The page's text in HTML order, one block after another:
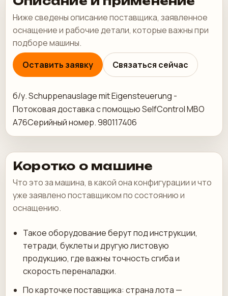
Ниже сведены описание поставщика, заявленное
оснащение и рабочие детали, которые важны при
подборе машины.
Оставить заявку
Связаться сейчас
б/у. Schuppenauslage mit Eigensteuerung -
Потоковая доставка с помощью SelfControl MBO
A76Серийный номер. 980117406
Коротко о машине
Что это за машина, в какой она конфигурации и что
уже заявлено поставщиком по состоянию и
оснащению.
Такое оборудование берут под инструкции,
тетради, буклеты и другую листовую
продукцию, где важны точность сгиба и
скорость переналадки.
По карточке поставщика: страна лота —